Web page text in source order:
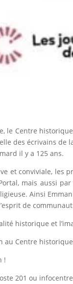
le Centre
des écrivains
il y a 125 ans.
et conviviale, les
mais aussi
Ainsi
de
historique et
au Centre
!
201 ou